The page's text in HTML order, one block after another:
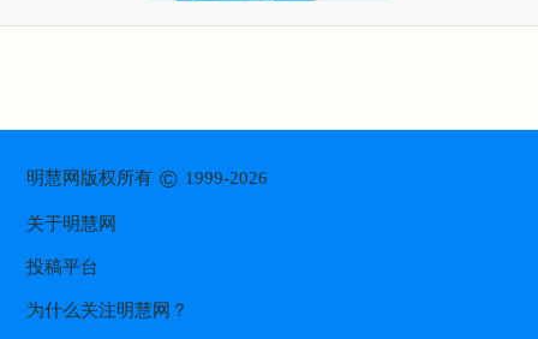
明慧网版权所有© 1999-2026
关于明慧网
投稿平台
为什么关注明慧网？